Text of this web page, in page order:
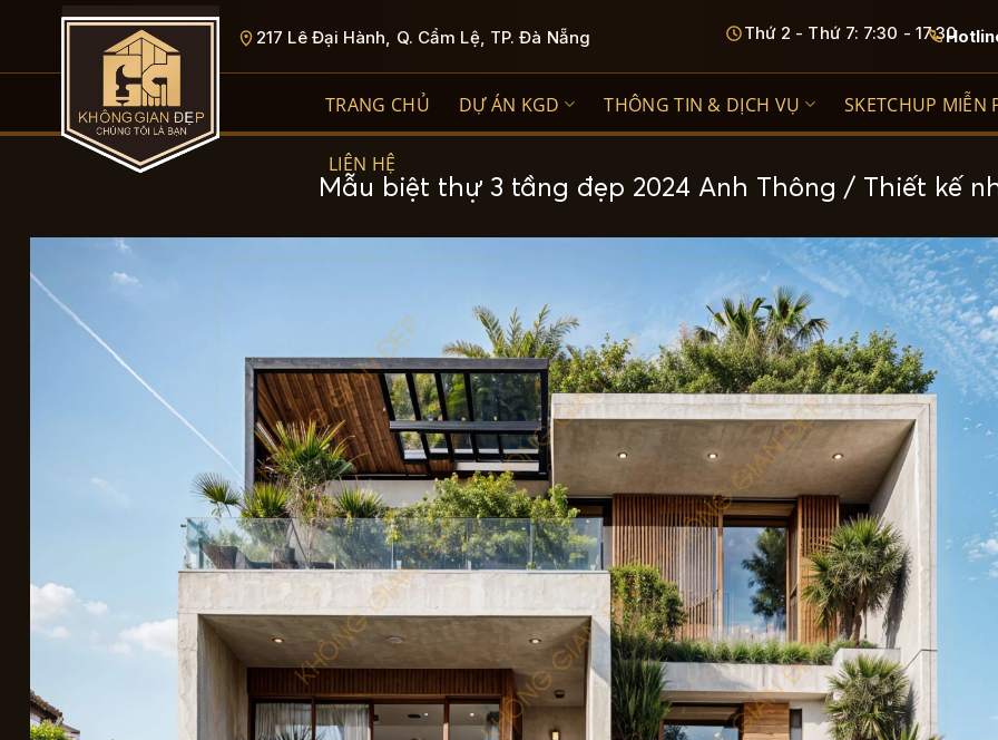
217 Lê Đại Hành, Q. Cẩm Lệ, TP. Đà Nẵng Thứ 2 - Thứ 7: 7:30 - 17:30
TRANG CHỦ DỰ ÁN KGD THÔNG TIN & DỊCH VỤ SKETCHUP MIỄN
LIÊN HỆ
Mẫu biệt thự 3 tầng đẹp 2024 Anh Thông / Thiết kế